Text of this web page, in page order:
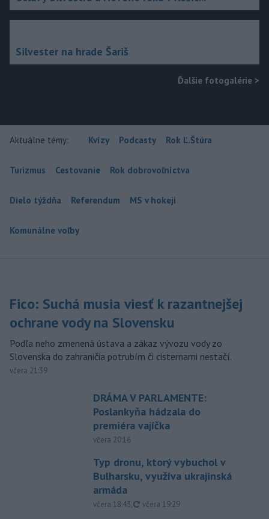
Silvester na hrade Šariš
Ďalšie fotogalérie >
Aktuálne témy: Kvízy Podcasty Rok Ľ.Štúra
Turizmus Cestovanie Rok dobrovoľníctva
Dielo týždňa Referendum MS v hokeji
Komunálne voľby
Fico: Suchá musia viesť k razantnejšej
ochrane vody na Slovensku
Podľa neho zmenená ústava a zákaz vývozu vody zo
Slovenska do zahraničia potrubím či cisternami nestačí.
včera 21:39
DRÁMA V PARLAMENTE:
Poslankyňa hádzala do
premiéra vajíčka
včera 20:16
Typ dronu, ktorý vybuchol v
Bulharsku, využíva ukrajinská
armáda
včera 18:43, aktualizované
včera 19:29